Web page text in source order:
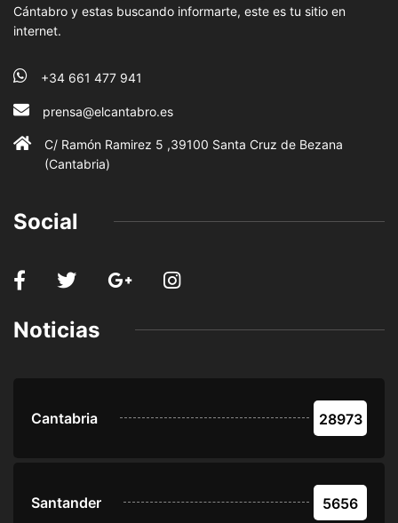
Cántabro y estas buscando informarte, este es tu sitio en
internet.
+34 661 477 941
prensa@elcantabro.es
C/ Ramón Ramirez 5 ,39100 Santa Cruz de Bezana
(Cantabria)
Social
Noticias
Cantabria 28973
Santander 5656